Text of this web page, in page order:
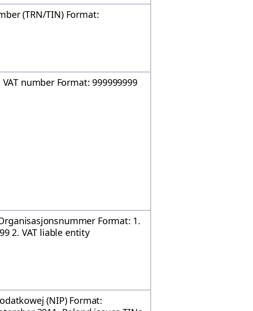
(TRN/TIN) Format:
number Format: 999999999
Format: 1.
2. VAT liable entity
(NIP) Format: